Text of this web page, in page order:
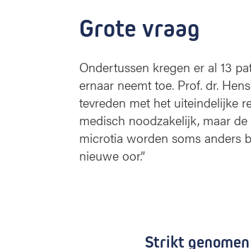
Grote vraag
Ondertussen kregen er al 13
ernaar neemt toe. Prof. dr.
tevreden met het uiteindelijke
medisch noodzakelijk, maar
microtia worden soms anders
nieuwe oor.”
Strikt